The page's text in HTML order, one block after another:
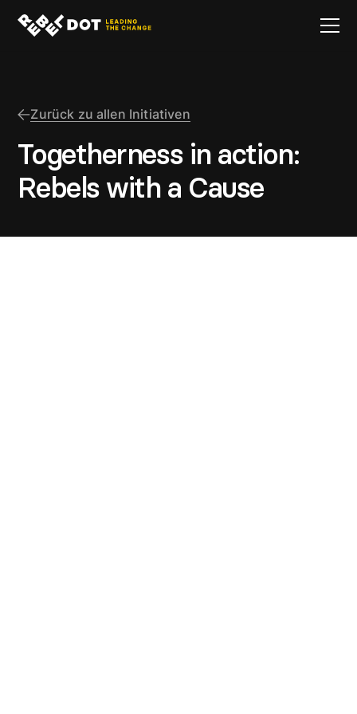
Zurück zu allen Initiativen
Togetherness in action:
Rebels with a Cause